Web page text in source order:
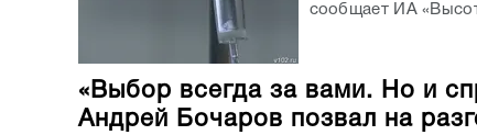
сообщает ИА
«Выбор всегда за вами. Но и
Андрей Бочаров позвал на